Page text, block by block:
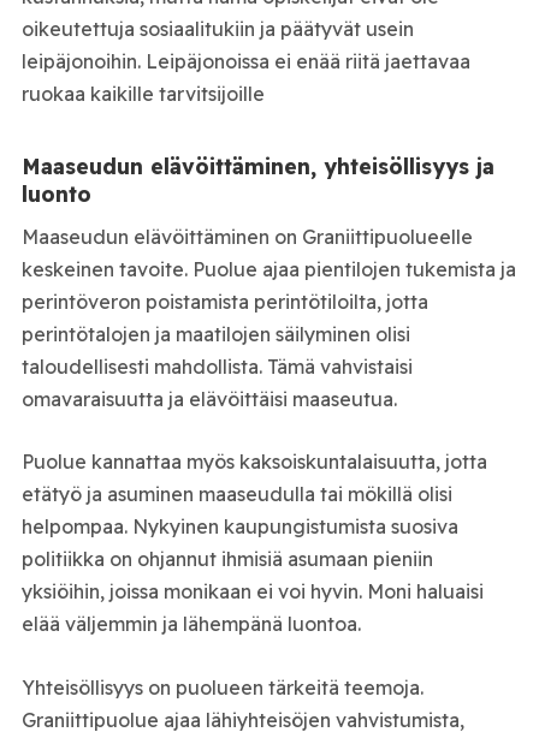
oikeutettuja sosiaalitukiin ja päätyvät usein
leipäjonoihin. Leipäjonoissa ei enää riitä jaettavaa
ruokaa kaikille tarvitsijoille
Maaseudun elävöittäminen, yhteisöllisyys ja
luonto
Maaseudun elävöittäminen on Graniittipuolueelle
keskeinen tavoite. Puolue ajaa pientilojen tukemista ja
perintöveron poistamista perintötiloilta, jotta
perintötalojen ja maatilojen säilyminen olisi
taloudellisesti mahdollista. Tämä vahvistaisi
omavaraisuutta ja elävöittäisi maaseutua.
Puolue kannattaa myös kaksoiskuntalaisuutta, jotta
etätyö ja asuminen maaseudulla tai mökillä olisi
helpompaa. Nykyinen kaupungistumista suosiva
politiikka on ohjannut ihmisiä asumaan pieniin
yksiöihin, joissa monikaan ei voi hyvin. Moni haluaisi
elää väljemmin ja lähempänä luontoa.
Yhteisöllisyys on puolueen tärkeitä teemoja.
Graniittipuolue ajaa lähiyhteisöjen vahvistumista,